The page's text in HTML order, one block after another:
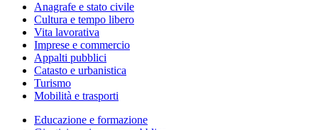
Anagrafe e stato civile
Cultura e tempo libero
Vita lavorativa
Imprese e commercio
Appalti pubblici
Catasto e urbanistica
Turismo
Mobilità e trasporti
Educazione e formazione